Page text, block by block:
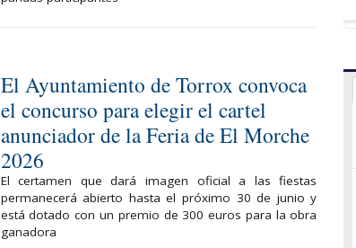
El Ayuntamiento de Torrox convoca
el concurso para elegir el cartel
anunciador de la Feria de El Morche
2026
El certamen que dará imagen oficial a las fiestas
permanecerá abierto hasta el próximo 30 de junio y
está dotado con un premio de 300 euros para la obra
ganadora